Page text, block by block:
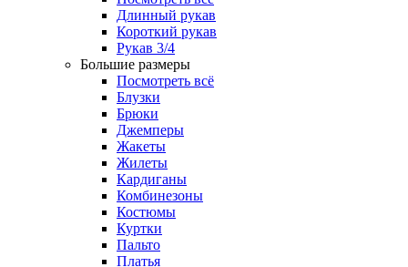
Длинный рукав
Короткий рукав
Рукав 3/4
Большие размеры
Посмотреть всё
Блузки
Брюки
Джемперы
Жакеты
Жилеты
Кардиганы
Комбинезоны
Костюмы
Куртки
Пальто
Платья